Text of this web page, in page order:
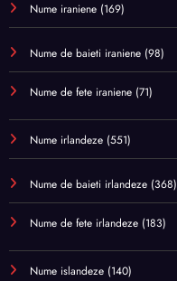
Nume iraniene (169)
Nume de baieti iraniene (98)
Nume de fete iraniene (71)
Nume irlandeze (551)
Nume de baieti irlandeze (368)
Nume de fete irlandeze (183)
Nume islandeze (140)